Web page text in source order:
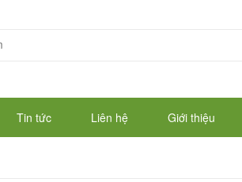
Tin tức Liên hệ Giới thiệu